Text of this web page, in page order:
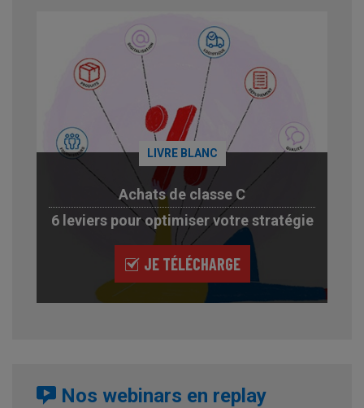
LIVRE BLANC
Achats de classe C
6 leviers pour optimiser votre stratégie
JE TÉLÉCHARGE
Nos webinars en replay